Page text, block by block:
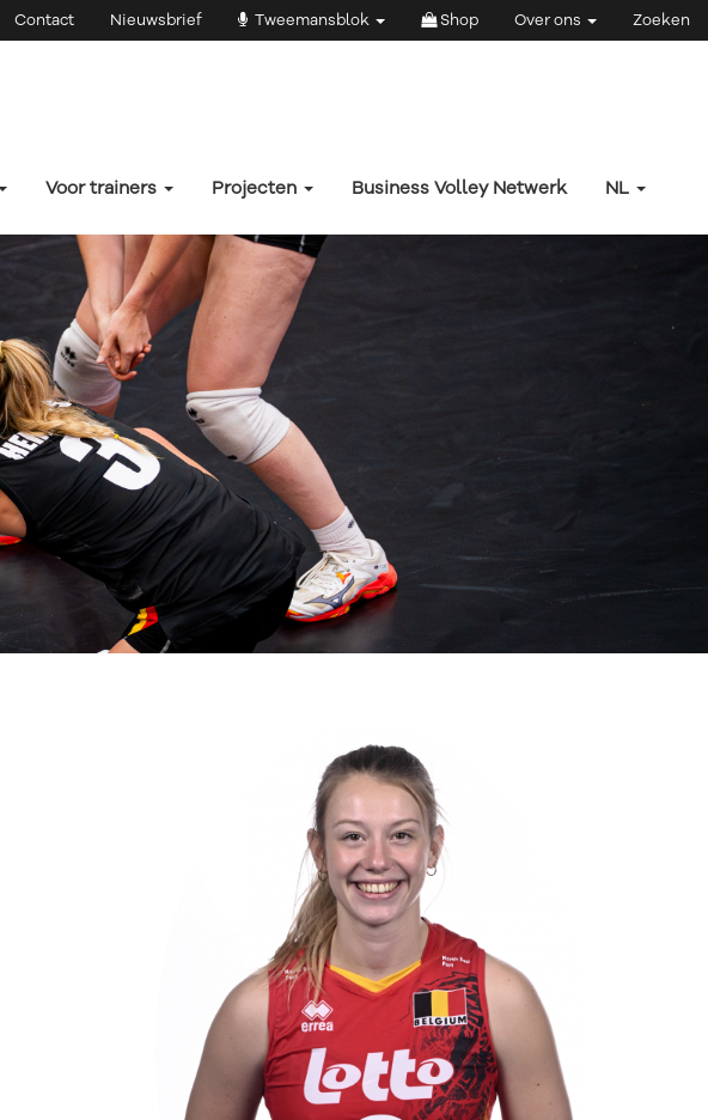
Contact Nieuwsbrief Tweemansblok Shop Over ons Zoeken
Voor trainers Projecten Business Volley Netwerk NL